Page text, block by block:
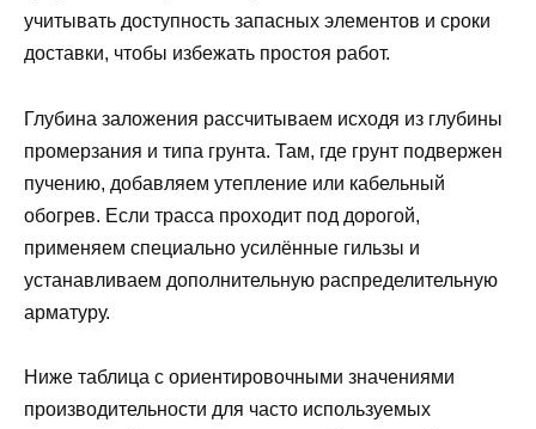
учитывать доступность запасных элементов и сроки
доставки, чтобы избежать простоя работ.
Глубина заложения рассчитываем исходя из глубины
промерзания и типа грунта. Там, где грунт подвержен
пучению, добавляем утепление или кабельный
обогрев. Если трасса проходит под дорогой,
применяем специально усилённые гильзы и
устанавливаем дополнительную распределительную
арматуру.
Ниже таблица с ориентировочными значениями
производительности для часто используемых